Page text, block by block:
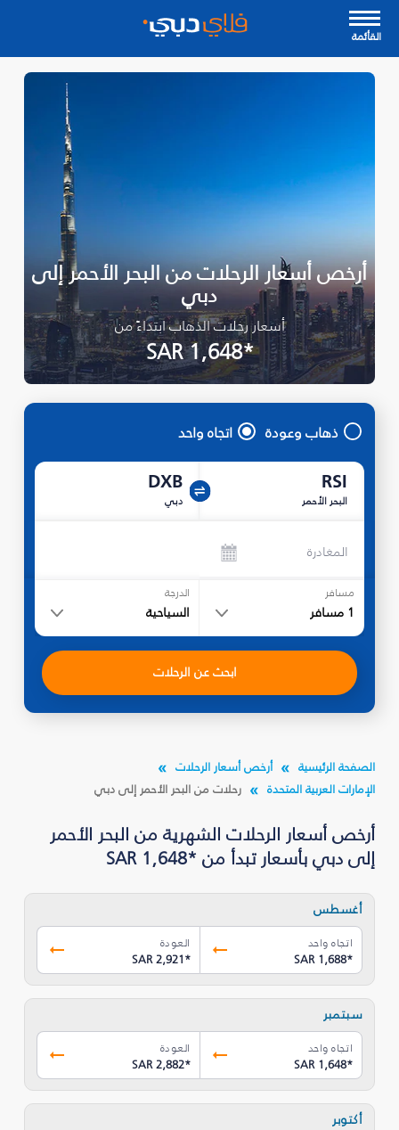
القأئمة
أرخص أسعار الرحلات من البحر الأحمر إلى
دبي
أسعار رحلات الذهاب ابتداءً من
*SAR 1,648
ذهاب وعودة اتجاه واحد
RSI
البحر الأحمر
DXB
دبي
المغادرة
مسافر
1 مسافر
الدرجة
السياحية
ابحث عن الرحلات
الصفحة الرئيسية
أرخص أسعار الرحلات
الإمارات العربية المتحدة
رحلات من البحر الأحمر إلى دبي
أرخص أسعار الرحلات الشهرية من البحر الأحمر
إلى دبي بأسعار تبدأ من *SAR 1,648
أغسطس
اتجاه واحد
SAR 1,688*
العودة
SAR 2,921*
سبتمبر
اتجاه واحد
SAR 1,648*
العودة
SAR 2,882*
أكتوبر